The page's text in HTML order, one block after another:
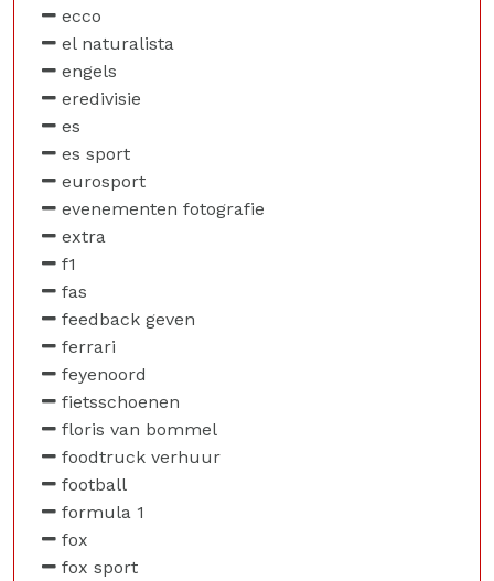
ecco
el naturalista
engels
eredivisie
es
es sport
eurosport
evenementen fotografie
extra
f1
fas
feedback geven
ferrari
feyenoord
fietsschoenen
floris van bommel
foodtruck verhuur
football
formula 1
fox
fox sport